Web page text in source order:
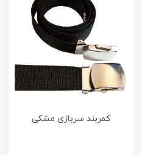
کمربند سربازی مشکی